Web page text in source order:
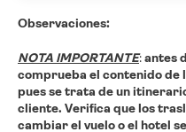
Observaciones:
NOTA IMPORTANTE:antes
comprueba el contenido de
pues se trata de un
cliente. Verifica que los
cambiar el vuelo o el hotel